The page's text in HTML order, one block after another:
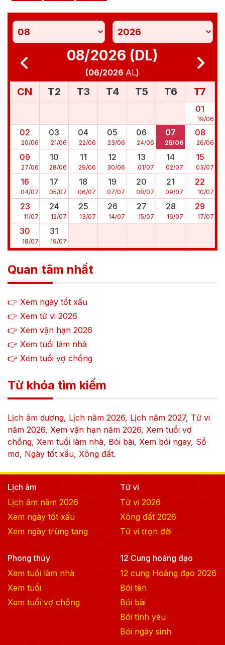
08/2026 (DL)
(06/2026 AL)
CN T2 T3 T4 T5 T6 T7
01
19/06
02
20/06
03
21/06
04
22/06
05
23/06
06
24/06
07
25/06
08
26/06
09
27/06
10
28/06
11
29/06
12
30/06
13
01/07
14
02/07
15
03/07
16
04/07
17
05/07
18
06/07
19
07/07
20
08/07
21
09/07
22
10/07
23
11/07
24
12/07
25
13/07
26
14/07
27
15/07
28
16/07
29
17/07
30
18/07
31
19/07
Quan tâm nhất
👉 Xem ngày tốt xấu
👉 Xem tử vi 2026
👉 Xem vận hạn 2026
👉 Xem tuổi làm nhà
👉 Xem tuổi vợ chồng
Từ khóa tìm kiếm
Lịch âm dương, Lịch năm 2026, Lịch năm 2027, Tử vi
năm 2026, Xem vận hạn năm 2026, Xem tuổi vợ
chồng, Xem tuổi làm nhà, Bói bài, Xem bói ngay, Sổ
mơ, Ngày tốt xấu, Xông đất.
Lịch âm
Lịch âm năm 2026
Xem ngày tốt xấu
Xem ngày trùng tang
Tử vi
Tử vi 2026
Xông đất 2026
Tử vi trọn đời
Phong thủy
Xem tuổi làm nhà
Xem tuổi
Xem tuổi vợ chồng
12 Cung hoàng đạo
12 cung Hoàng đạo 2026
Bói tên
Bói bài
Bói tình yêu
Bói ngày sinh